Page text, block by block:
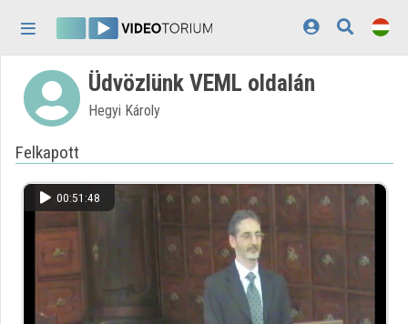
Kezdőlap
Bejelentkezés
Felfedezés
Kategóriák
Lejátszási listák
Intézmények
Közreműködők
Üdvözlünk VEML oldalán
Hegyi Károly
Felkapott
00:51:48